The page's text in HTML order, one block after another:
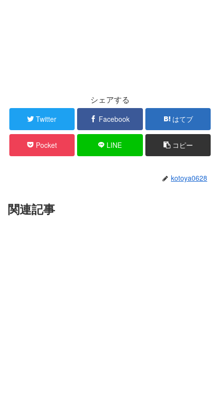
シェアする
Twitter Facebook はてブ
Pocket LINE コピー
kotoya0628
関連記事